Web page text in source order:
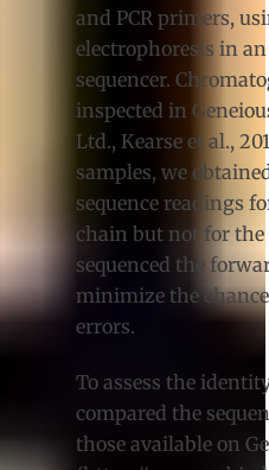
and PCR primers,
electrophoresis in
sequencer.
inspected in
Ltd., Kearse et al.,
samples, we
sequence readings
chain but not for the
sequenced the
minimize the
errors.
To assess the
compared the
those available on